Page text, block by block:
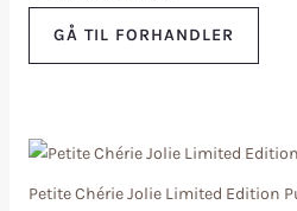
GÅ TIL FORHANDLER
Petite Chérie Jolie Limited Edition